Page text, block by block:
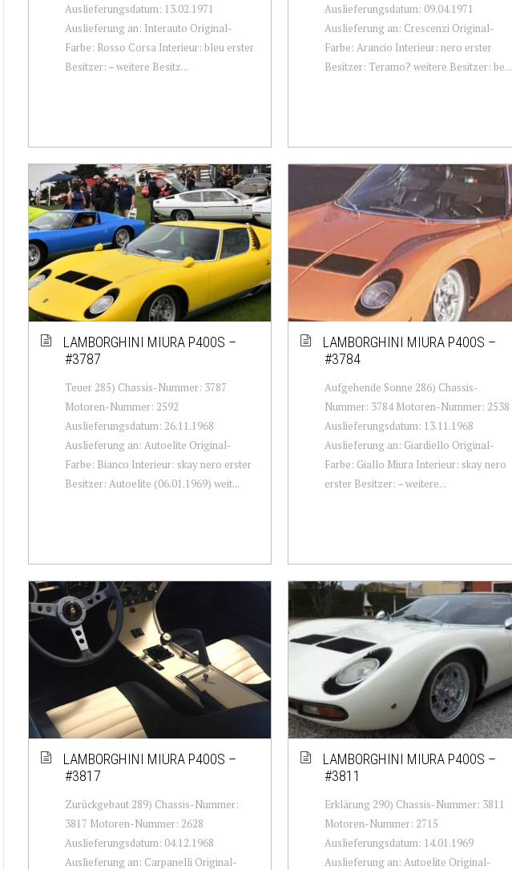
Auslieferungsdatum: 13.02.1971
Auslieferung an: Interauto Original-
Farbe: Rosso Corsa Interieur: bleu erster
Besitzer: – weitere Besitz...
Auslieferungsdatum: 09.04.1971
Auslieferung an: Crescenzi Original-
Farbe: Arancio Interieur: nero erster
Besitzer: Teramo? weitere Besitzer: be...
LAMBORGHINI MIURA P400S –
#3787
Teuer 285) Chassis-Nummer: 3787
Motoren-Nummer: 2592
Auslieferungsdatum: 26.11.1968
Auslieferung an: Autoelite Original-
Farbe: Bianco Interieur: skay nero erster
Besitzer: Autoelite (06.01.1969) weit...
LAMBORGHINI MIURA P400S –
#3784
Aufgehende Sonne 286) Chassis-
Nummer: 3784 Motoren-Nummer: 2538
Auslieferungsdatum: 13.11.1968
Auslieferung an: Giardiello Original-
Farbe: Giallo Miura Interieur: skay nero
erster Besitzer: – weitere...
LAMBORGHINI MIURA P400S –
#3817
Zurückgebaut 289) Chassis-Nummer:
3817 Motoren-Nummer: 2628
Auslieferungsdatum: 04.12.1968
Auslieferung an: Carpanelli Original-
LAMBORGHINI MIURA P400S –
#3811
Erklärung 290) Chassis-Nummer: 3811
Motoren-Nummer: 2715
Auslieferungsdatum: 14.01.1969
Auslieferung an: Autoelite Original-